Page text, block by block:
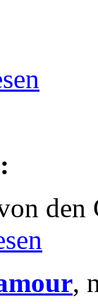
den
,